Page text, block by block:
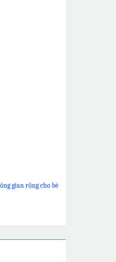
gian rộng cho bé